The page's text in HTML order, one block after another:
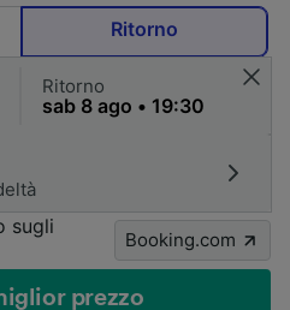
Ritorno
Ritorno
sugli
Booking.com
prezzo